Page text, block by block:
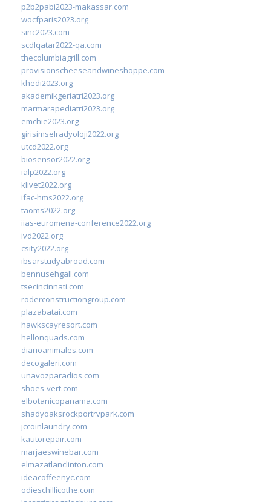
p2b2pabi2023-makassar.com
wocfparis2023.org
sinc2023.com
scdlqatar2022-qa.com
thecolumbiagrill.com
provisionscheeseandwineshoppe.com
khedi2023.org
akademikgeriatri2023.org
marmarapediatri2023.org
emchie2023.org
girisimselradyoloji2022.org
utcd2022.org
biosensor2022.org
ialp2022.org
klivet2022.org
ifac-hms2022.org
taoms2022.org
iias-euromena-conference2022.org
ivd2022.org
csity2022.org
ibsarstudyabroad.com
bennusehgall.com
tsecincinnati.com
roderconstructiongroup.com
plazabatai.com
hawkscayresort.com
hellonquads.com
diarioanimales.com
decogaleri.com
unavozparadios.com
shoes-vert.com
elbotanicopanama.com
shadyoaksrockportrvpark.com
jccoinlaundry.com
kautorepair.com
marjaeswinebar.com
elmazatlanclinton.com
ideacoffeenyc.com
odieschillicothe.com